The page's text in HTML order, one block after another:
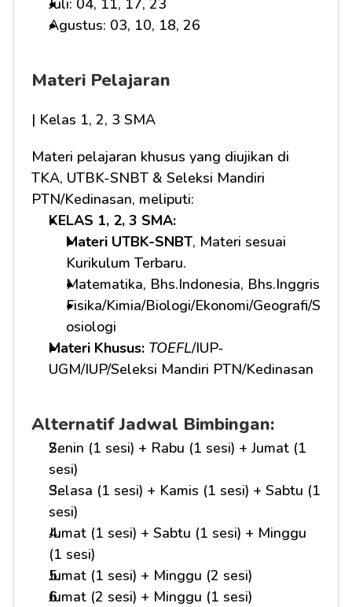
Juli: 04, 11, 17, 23
Agustus: 03, 10, 18, 26
Materi Pelajaran
| Kelas 1, 2, 3 SMA
Materi pelajaran khusus yang diujikan di
TKA, UTBK-SNBT & Seleksi Mandiri
PTN/Kedinasan, meliputi:
KELAS 1, 2, 3 SMA:
Materi UTBK-SNBT, Materi sesuai
Kurikulum Terbaru.
Matematika, Bhs.Indonesia, Bhs.Inggris
Fisika/Kimia/Biologi/Ekonomi/Geografi/S
osiologi
Materi Khusus: TOEFL/IUP-
UGM/IUP/Seleksi Mandiri PTN/Kedinasan
Alternatif Jadwal Bimbingan:
Senin (1 sesi) + Rabu (1 sesi) + Jumat (1
sesi)
Selasa (1 sesi) + Kamis (1 sesi) + Sabtu (1
sesi)
Jumat (1 sesi) + Sabtu (1 sesi) + Minggu
(1 sesi)
Jumat (1 sesi) + Minggu (2 sesi)
Jumat (2 sesi) + Minggu (1 sesi)